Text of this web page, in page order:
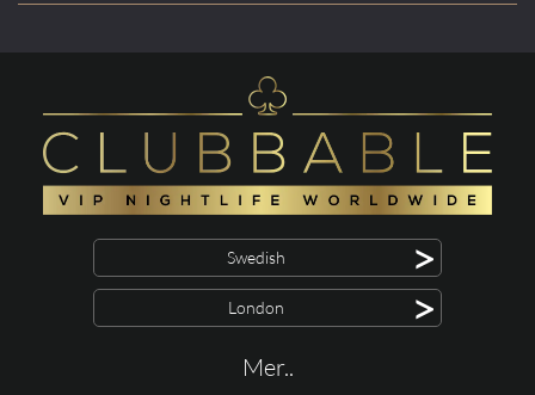
Swedish >
London >
Mer..